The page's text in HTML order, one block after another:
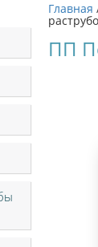
Главная
ПП